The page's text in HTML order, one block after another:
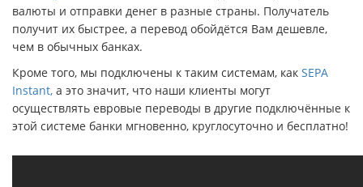
валюты и отправки денег в разные страны. Получатель
получит их быстрее, а перевод обойдётся Вам дешевле,
чем в обычных банках.
Кроме того, мы подключены к таким системам, как SEPA
Instant, а это значит, что наши клиенты могут
осуществлять евровые переводы в другие подключённые к
этой системе банки мгновенно, круглосуточно и бесплатно!